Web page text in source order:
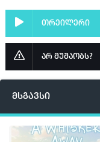
თრეილერი
არ მუშაობს?
მსგავსი